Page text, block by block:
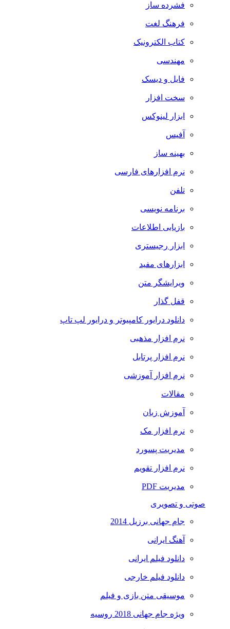
فشرده ساز
فرهنگ لغت
کتاب الکترونیک
مهندسی
فایل و دیسک
سخت افزار
ابزار لینوکس
آفیس
بهینه ساز
نرم افزارهای فارسی
تلفن
برنامه نویسی
بازیابی اطلاعات
ابزار رجیستری
ابزارهای مفید
ویرایشگر متن
قفل گذار
دانلود درایور کامپیوتر و درایور لپ تاپ
نرم افزار مذهبی
نرم افزار پرتابل
نرم افزار آموزشی
مقالات
آموزش زبان
نرم افزار مک
مدیریت پسورد
نرم افزار تقویم
مدیریت PDF
صوتی و تصویری
جام جهانی برزیل 2014
آهنگ ایرانی
دانلود فیلم ایرانی
دانلود فیلم خارجی
موسیقی متن بازی و فیلم
ویژه جام جهانی 2018 روسیه